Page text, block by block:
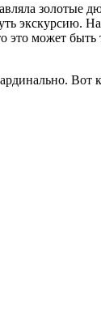
золотые
это может